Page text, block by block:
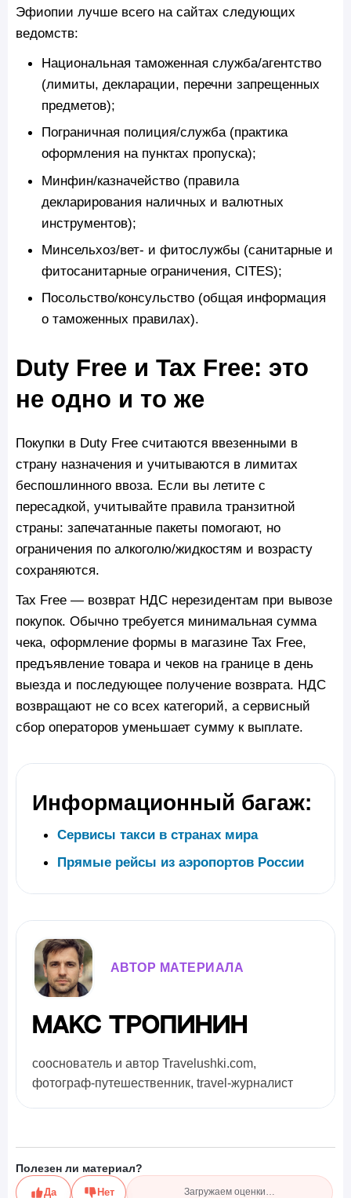
Эфиопии лучше всего на сайтах следующих
ведомств:
Национальная таможенная служба/агентство
(лимиты, декларации, перечни запрещенных
предметов);
Пограничная полиция/служба (практика
оформления на пунктах пропуска);
Минфин/казначейство (правила
декларирования наличных и валютных
инструментов);
Минсельхоз/вет- и фитослужбы (санитарные и
фитосанитарные ограничения, CITES);
Посольство/консульство (общая информация
о таможенных правилах).
Duty Free и Tax Free: это
не одно и то же
Покупки в Duty Free считаются ввезенными в
страну назначения и учитываются в лимитах
беспошлинного ввоза. Если вы летите с
пересадкой, учитывайте правила транзитной
страны: запечатанные пакеты помогают, но
ограничения по алкоголю/жидкостям и возрасту
сохраняются.
Tax Free — возврат НДС нерезидентам при вывозе
покупок. Обычно требуется минимальная сумма
чека, оформление формы в магазине Tax Free,
предъявление товара и чеков на границе в день
выезда и последующее получение возврата. НДС
возвращают не со всех категорий, а сервисный
сбор операторов уменьшает сумму к выплате.
Информационный багаж:
Сервисы такси в странах мира
Прямые рейсы из аэропортов России
АВТОР МАТЕРИАЛА
Макс Тропинин
сооснователь и автор Travelushki.com,
фотограф-путешественник, travel-журналист
Полезен ли материал?
Да Нет Загружаем оценки…